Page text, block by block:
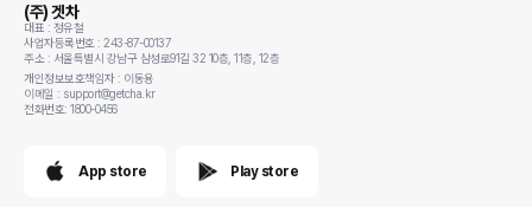
(주) 겟차
대표 : 정유철
사업자등록번호 : 243-87-00137
주소 : 서울특별시 강남구 삼성로91길 32 10층, 11층, 12층
개인정보보호책임자 : 이동용
이메일 : support@getcha.kr
전화번호: 1800-0456
App store Play store